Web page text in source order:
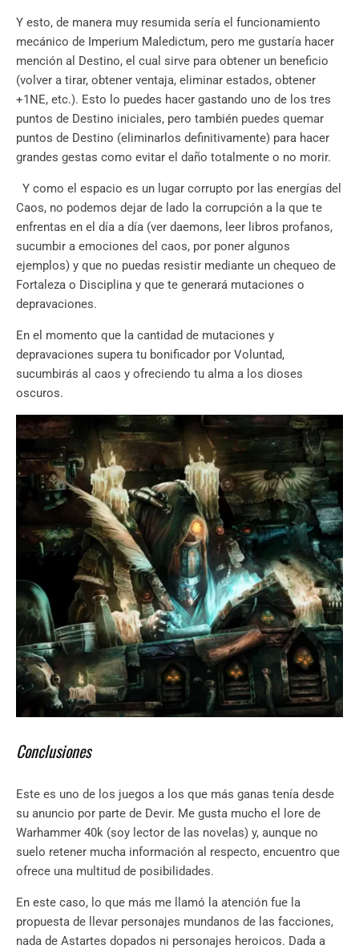
Y esto, de manera muy resumida sería el funcionamiento
mecánico de Imperium Maledictum, pero me gustaría hacer
mención al Destino, el cual sirve para obtener un beneficio
(volver a tirar, obtener ventaja, eliminar estados, obtener
+1NE, etc.). Esto lo puedes hacer gastando uno de los tres
puntos de Destino iniciales, pero también puedes quemar
puntos de Destino (eliminarlos definitivamente) para hacer
grandes gestas como evitar el daño totalmente o no morir.
Y como el espacio es un lugar corrupto por las energías del
Caos, no podemos dejar de lado la corrupción a la que te
enfrentas en el día a día (ver daemons, leer libros profanos,
sucumbir a emociones del caos, por poner algunos
ejemplos) y que no puedas resistir mediante un chequeo de
Fortaleza o Disciplina y que te generará mutaciones o
depravaciones.
En el momento que la cantidad de mutaciones y
depravaciones supera tu bonificador por Voluntad,
sucumbirás al caos y ofreciendo tu alma a los dioses
oscuros.
Conclusiones
Este es uno de los juegos a los que más ganas tenía desde
su anuncio por parte de Devir. Me gusta mucho el lore de
Warhammer 40k (soy lector de las novelas) y, aunque no
suelo retener mucha información al respecto, encuentro que
ofrece una multitud de posibilidades.
En este caso, lo que más me llamó la atención fue la
propuesta de llevar personajes mundanos de las facciones,
nada de Astartes dopados ni personajes heroicos. Dada a